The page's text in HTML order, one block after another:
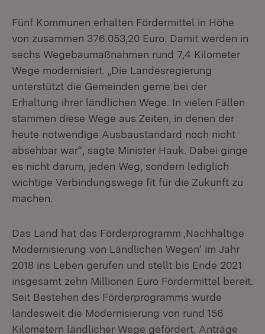
Fünf Kommunen erhalten Fördermittel in Höhe
von zusammen 376.053,20 Euro. Damit werden in
sechs Wegebaumaßnahmen rund 7,4 Kilometer
Wege modernisiert. „Die Landesregierung
unterstützt die Gemeinden gerne bei der
Erhaltung ihrer ländlichen Wege. In vielen Fällen
stammen diese Wege aus Zeiten, in denen der
heute notwendige Ausbaustandard noch nicht
absehbar war“, sagte Minister Hauk. Dabei ginge
es nicht darum, jeden Weg, sondern lediglich
wichtige Verbindungswege fit für die Zukunft zu
machen.
Das Land hat das Förderprogramm ‚Nachhaltige
Modernisierung von Ländlichen Wegen‘ im Jahr
2018 ins Leben gerufen und stellt bis Ende 2021
insgesamt zehn Millionen Euro Fördermittel bereit.
Seit Bestehen des Förderprogramms wurde
landesweit die Modernisierung von rund 156
Kilometern ländlicher Wege gefördert. Anträge